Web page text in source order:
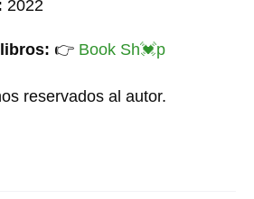
2022
👉 Book Sh💓p
reservados al autor.